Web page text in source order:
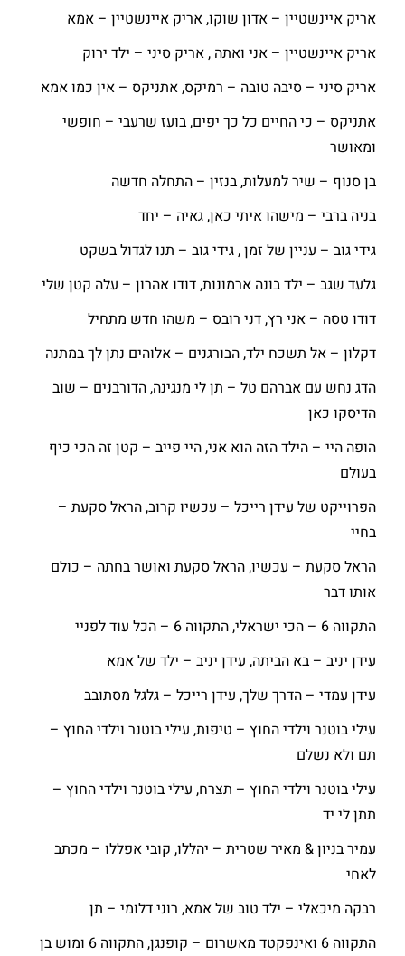
אריק איינשטיין – אדון שוקו, אריק איינשטיין – אמא
אריק איינשטיין – אני ואתה , אריק סיני – ילד ירוק
אריק סיני – סיבה טובה – רמיקס, אתניקס – אין כמו אמא
אתניקס – כי החיים כל כך יפים, בועז שרעבי – חופשי
ומאושר
בן סנוף – שיר למעלות, בנזין – התחלה חדשה
בניה ברבי – מישהו איתי כאן, גאיה – יחד
גידי גוב – עניין של זמן , גידי גוב – תנו לגדול בשקט
גלעד שגב – ילד בונה ארמונות, דודו אהרון – עלה קטן שלי
דודו טסה – אני רץ, דני רובס – משהו חדש מתחיל
דקלון – אל תשכח ילד, הבורגנים – אלוהים נתן לך במתנה
הדג נחש עם אברהם טל – תן לי מנגינה, הדורבנים – שוב
הדיסקו כאן
הופה היי – הילד הזה הוא אני, היי פייב – קטן זה הכי כיף
בעולם
הפרוייקט של עידן רייכל – עכשיו קרוב, הראל סקעת –
בחיי
הראל סקעת – עכשיו, הראל סקעת ואושר בחתה – כולם
אותו דבר
התקווה 6 – הכי ישראלי, התקווה 6 – הכל עוד לפניי
עידן יניב – בא הביתה, עידן יניב – ילד של אמא
עידן עמדי – הדרך שלך, עידן רייכל – גלגל מסתובב
עילי בוטנר וילדי החוץ – טיפות, עילי בוטנר וילדי החוץ –
תם ולא נשלם
עילי בוטנר וילדי החוץ – תצרח, עילי בוטנר וילדי החוץ –
תתן לי יד
עמיר בניון & מאיר שטרית – יהללו, קובי אפללו – מכתב
לאחי
רבקה מיכאלי – ילד טוב של אמא, רוני דלומי – תן
התקווה 6 ואינפקטד מאשרום – קופנגן, התקווה 6 ומוש בן